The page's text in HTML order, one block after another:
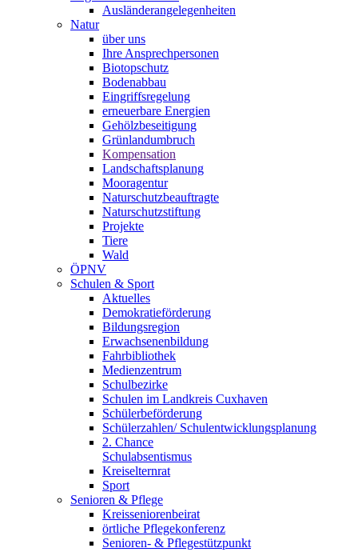
Ausländerangelegenheiten
Natur
über uns
Ihre Ansprechpersonen
Biotopschutz
Bodenabbau
Eingriffsregelung
erneuerbare Energien
Gehölzbeseitigung
Grünlandumbruch
Kompensation
Landschaftsplanung
Mooragentur
Naturschutzbeauftragte
Naturschutzstiftung
Projekte
Tiere
Wald
ÖPNV
Schulen & Sport
Aktuelles
Demokratieförderung
Bildungsregion
Erwachsenenbildung
Fahrbibliothek
Medienzentrum
Schulbezirke
Schulen im Landkreis Cuxhaven
Schülerbeförderung
Schülerzahlen/ Schulentwicklungsplanung
2. Chance
Schulabsentismus
Kreiselternrat
Sport
Senioren & Pflege
Kreisseniorenbeirat
örtliche Pflegekonferenz
Senioren- & Pflegestützpunkt